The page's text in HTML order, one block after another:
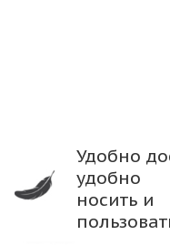
Удобно
удобно
носить и